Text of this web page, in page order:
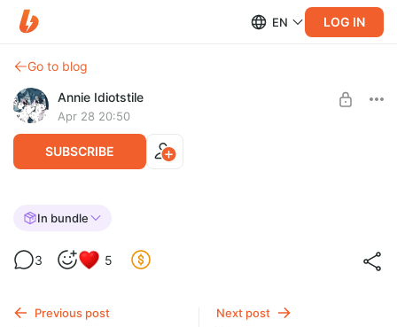
EN LOG IN
Go to blog
Annie Idiotstile
Apr 28 20:50
SUBSCRIBE
Обсуждение новеллы c группой
экрановВидеоподкастный уровень милоты
In bundle
3 5
Previous post
Next post